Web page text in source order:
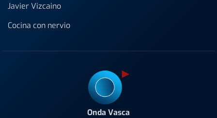
Javier Vizcaino
Cocina con nervio
Onda Vasca